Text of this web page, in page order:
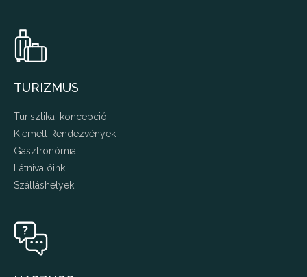
TURIZMUS
Turisztikai koncepció
Kiemelt Rendezvények
Gasztronómia
Látnivalóink
Szálláshelyek